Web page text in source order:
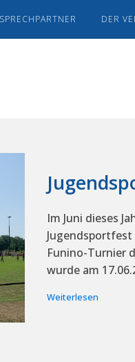
DER
Im Juni dieses
Jugendsportfest
Funino-Turnier
wurde am
Weiterlesen